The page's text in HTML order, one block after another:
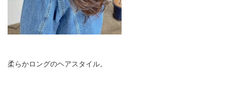
柔らかロングのヘアスタイル。